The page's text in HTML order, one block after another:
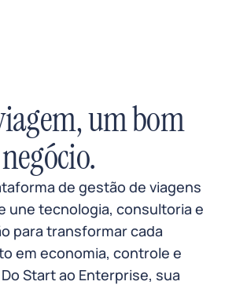
um bom
negócio.
de gestão de viagens
une tecnologia, consultoria e
para transformar cada
em economia, controle e
Start ao Enterprise, sua